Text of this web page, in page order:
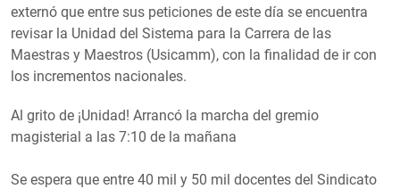
externó que entre sus peticiones de este día se encuentra
revisar la Unidad del Sistema para la Carrera de las
Maestras y Maestros (Usicamm), con la finalidad de ir con
los incrementos nacionales.
Al grito de ¡Unidad! Arrancó la marcha del gremio
magisterial a las 7:10 de la mañana
Se espera que entre 40 mil y 50 mil docentes del Sindicato